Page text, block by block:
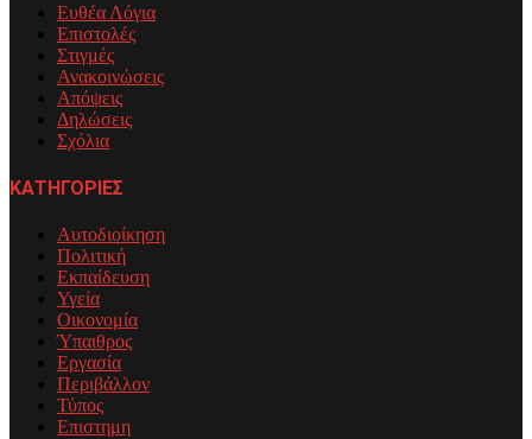
Ευθέα Λόγια
Επιστολές
Στιγμές
Ανακοινώσεις
Απόψεις
Δηλώσεις
Σχόλια
ΚΑΤΗΓΟΡΙΕΣ
Αυτοδιοίκηση
Πολιτική
Εκπαίδευση
Υγεία
Οικονομία
Ύπαιθρος
Εργασία
Περιβάλλον
Τύπος
Επιστημη